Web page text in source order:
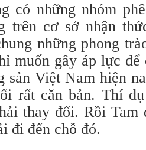
có những nhóm
trên cơ sở nhận
những phong
muốn gây áp lực để
sản Việt Nam hiện
rất căn bản. Thí
thay đổi. Rồi Tam
đi đến chỗ đó.